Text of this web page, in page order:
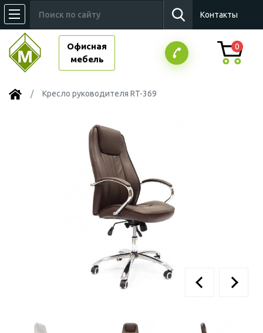
Контакты
Офисная
мебель
0
Кресло руководителя RT-369